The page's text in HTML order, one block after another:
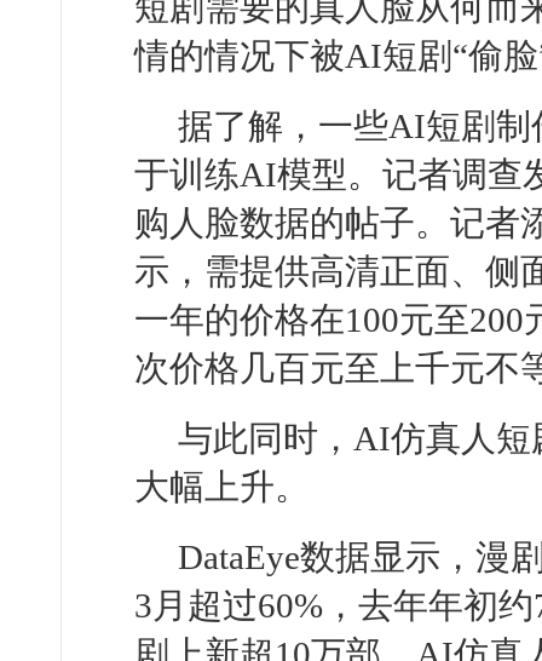
情的情况下被AI短剧“偷
据了解，一些AI短剧
于训练AI模型。记者调查
购人脸数据的帖子。记者
示，需提供高清正面、侧
一年的价格在100元至
次价格几百元至上千元不
与此同时，AI仿真人
大幅上升。
DataEye数据显示，漫
3月超过60%，去年年初